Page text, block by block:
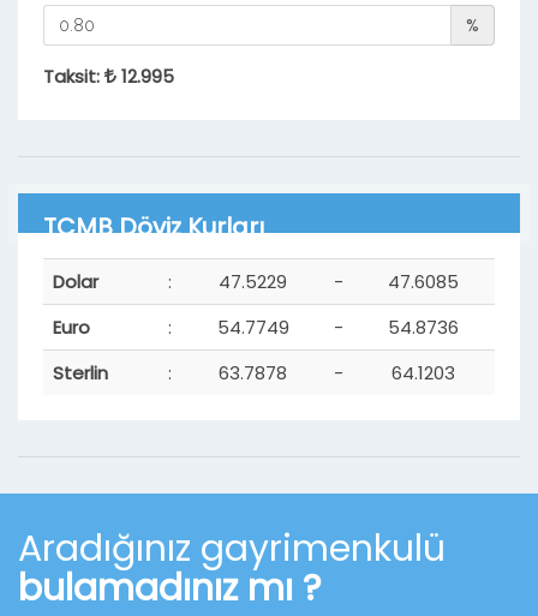
%
Taksit: 12.995
TCMB Döviz Kurları
Dolar : 47.5229 -
47.6085
Euro
: 54.7749 -
54.8736
Sterlin
: 63.7878 - 64.1203
Aradığınız gayrimenkulü
bulamadınız mı ?